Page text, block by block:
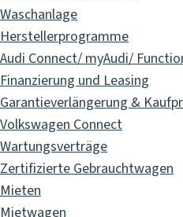
Waschanlage
Herstellerprogramme
Audi Connect/ myAudi/
Finanzierung und Leasing
Garantieverlängerung &
Volkswagen Connect
Wartungsverträge
Zertifizierte Gebrauchtwagen
Mieten
Mietwagen